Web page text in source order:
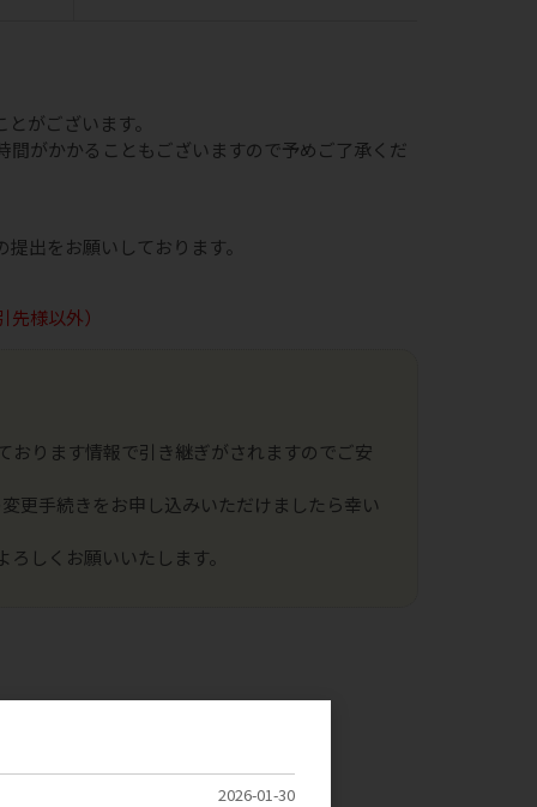
がございます。
がかかることもございますので予めご了承くだ
出をお願いしております。
様以外）
ります情報で引き継ぎがされますのでご安
更手続きをお申し込みいただけましたら幸い
しくお願いいたします。
2026-01-30